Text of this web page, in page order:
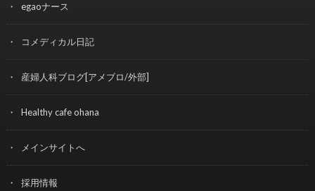
egaoナース
コメディカル日記
産婦人科ブログ[アメブロ/外部]
Healthy cafe ohana
メインサイトへ
採用情報